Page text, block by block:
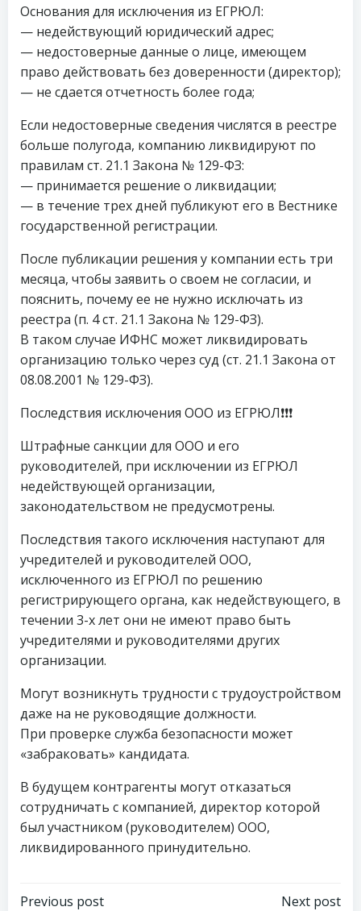
Основания для исключения из ЕГРЮЛ:
— недействующий юридический адрес;
— недостоверные данные о лице, имеющем
право действовать без доверенности (директор);
— не сдается отчетность более года;
Если недостоверные сведения числятся в реестре
больше полугода, компанию ликвидируют по
правилам ст. 21.1 Закона № 129-ФЗ:
— принимается решение о ликвидации;
— в течение трех дней публикуют его в Вестнике
государственной регистрации.
После публикации решения у компании есть три
месяца, чтобы заявить о своем не согласии, и
пояснить, почему ее не нужно исключать из
реестра (п. 4 ст. 21.1 Закона № 129-ФЗ).
В таком случае ИФНС может ликвидировать
организацию только через суд (ст. 21.1 Закона от
08.08.2001 № 129-ФЗ).
Последствия исключения ООО из ЕГРЮЛ❗❗❗
Штрафные санкции для ООО и его
руководителей, при исключении из ЕГРЮЛ
недействующей организации,
законодательством не предусмотрены.
Последствия такого исключения наступают для
учредителей и руководителей ООО,
исключенного из ЕГРЮЛ по решению
регистрирующего органа, как недействующего, в
течении 3-х лет они не имеют право быть
учредителями и руководителями других
организации.
Могут возникнуть трудности с трудоустройством
даже на не руководящие должности.
При проверке служба безопасности может
«забраковать» кандидата.
В будущем контрагенты могут отказаться
сотрудничать с компанией, директор которой
был участником (руководителем) ООО,
ликвидированного принудительно.
Previous post Next post